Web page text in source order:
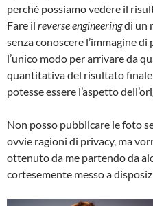
perché possiamo vedere il
Fare il reverse engineeringdi un
senza conoscere l’immagine
l’unico modo per arrivare da
quantitativa del risultato
potesse essere l’aspetto
Non posso pubblicare le foto
ovvie ragioni di privacy, ma
ottenuto da me partendo da
cortesemente messo a